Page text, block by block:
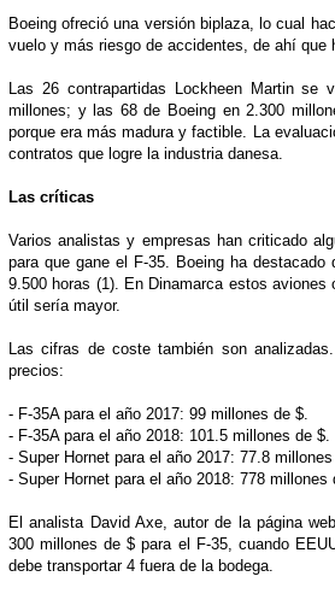
Boeing ofreció una versión biplaza, lo cual
vuelo y más riesgo de accidentes, de ahí que
Las 26 contrapartidas Lockheen Martin
millones; y las 68 de Boeing en 2.300
porque era más madura y factible. La
contratos que logre la industria danesa.
Las críticas
Varios analistas y empresas han criticado
para que gane el F-35. Boeing ha
9.500 horas (1). En Dinamarca estos
útil sería mayor.
Las cifras de coste también son
precios:
- F-35A para el año 2017: 99 millones de $.
- F-35A para el año 2018: 101.5 millones de $.
- Super Hornet para el año 2017: 77.8
- Super Hornet para el año 2018: 778 millones
El analista David Axe, autor de la página
300 millones de $ para el F-35, cuando
debe transportar 4 fuera de la bodega.